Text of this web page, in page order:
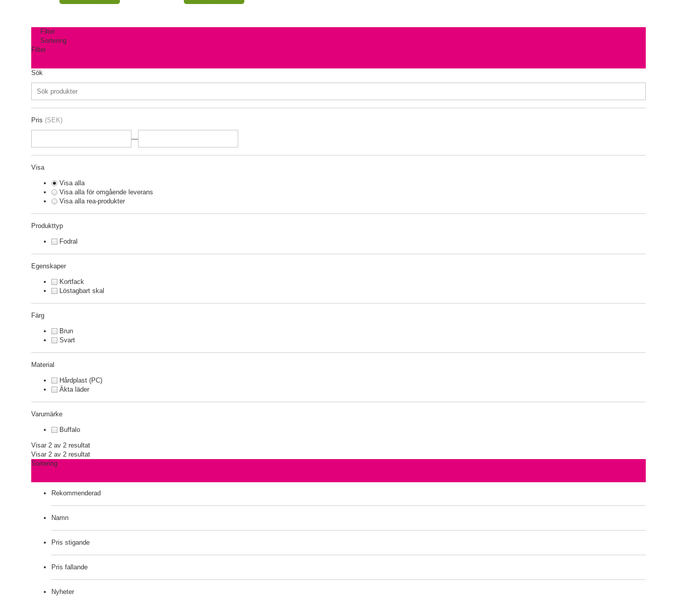
Filter
Sortering
Filter
Sök
Pris (SEK)
—
Visa
Visa alla
Visa alla för omgående leverans
Visa alla rea-produkter
Produkttyp
Fodral
Egenskaper
Kortfack
Löstagbart skal
Färg
Brun
Svart
Material
Hårdplast (PC)
Äkta läder
Varumärke
Buffalo
Visar 2 av 2 resultat
Visar 2 av 2 resultat
Sortering
Rekommenderad
Namn
Pris stigande
Pris fallande
Nyheter